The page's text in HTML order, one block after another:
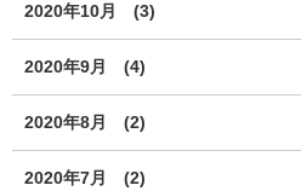
2020年10月 (3)
2020年9月 (4)
2020年8月 (2)
2020年7月 (2)